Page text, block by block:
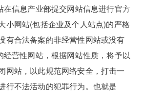
在信息产业部提交网站信息进行官方
小网站(包括企业及个人站点)的严格
有合法备案的非经营性网站或没有
经营性网站，根据网站性质，将予以
网站，以此规范网络安全，打击一
行不法活动的犯罪行为。也就是